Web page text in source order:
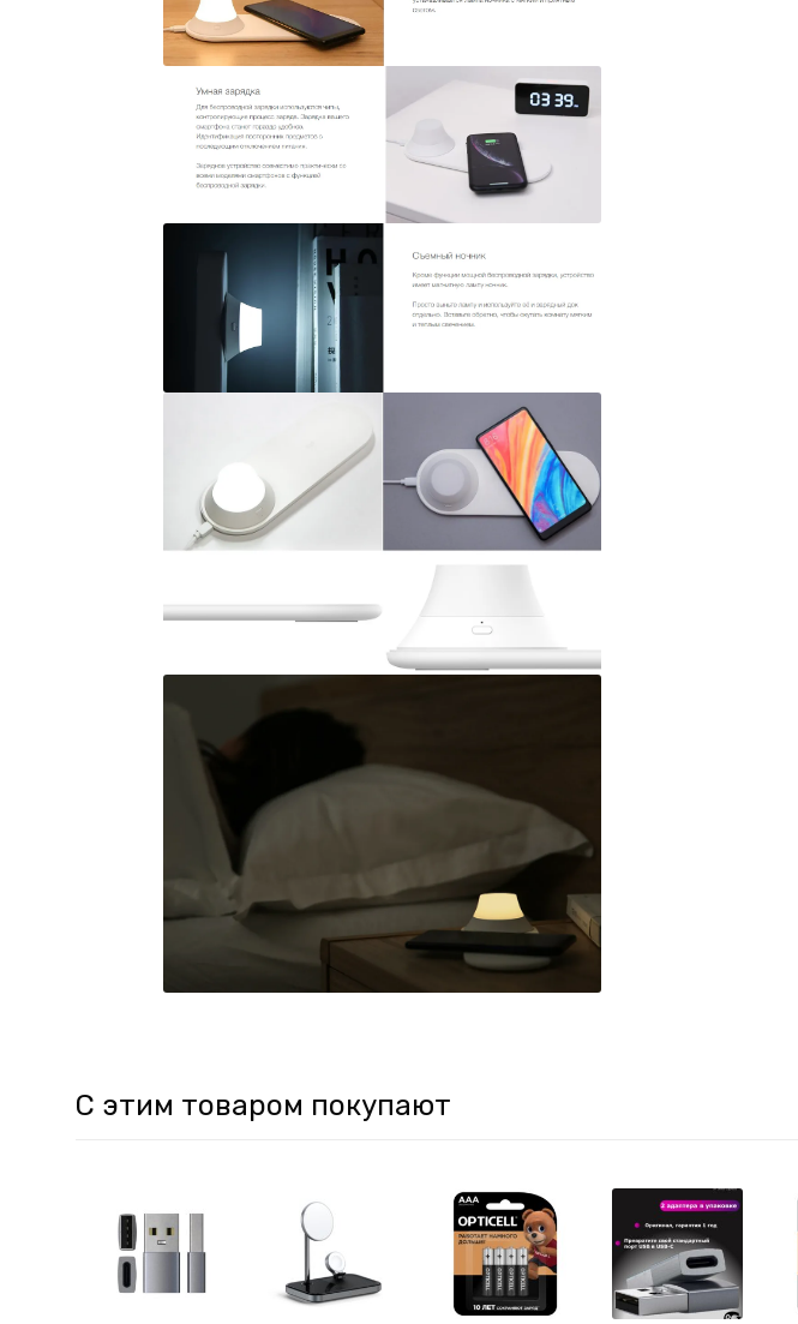
С этим товаром покупают